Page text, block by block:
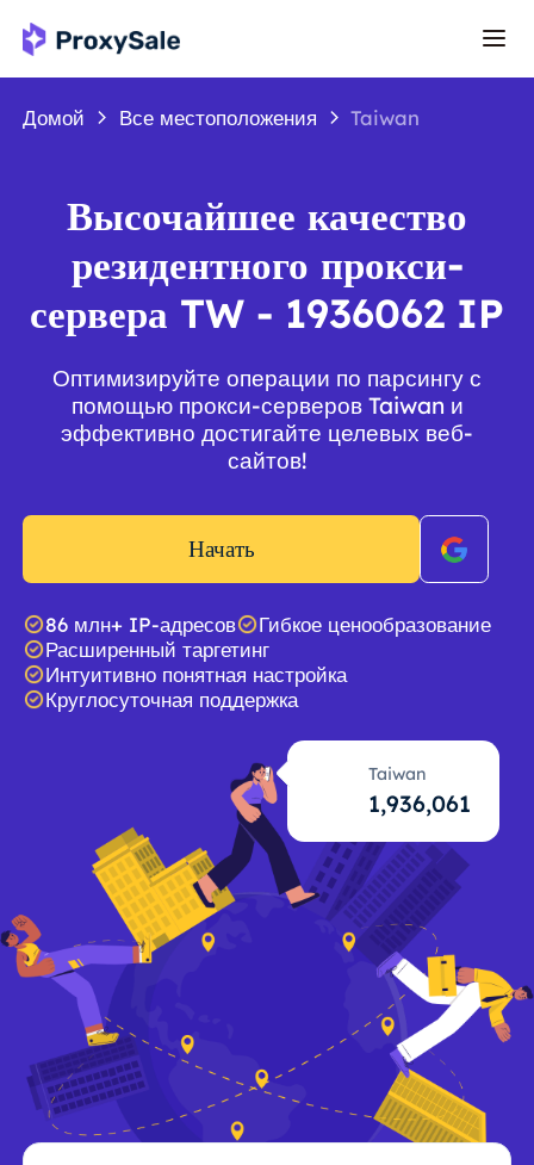
Домой Все местоположения Taiwan
Высочайшее качество
резидентного прокси-
сервера TW - 1936062 IP
Оптимизируйте операции по парсингу с
помощью прокси-серверов Taiwan и
эффективно достигайте целевых веб-
сайтов!
Начать
86 млн+ IP-адресов
Гибкое ценообразование
Расширенный таргетинг
Интуитивно понятная настройка
Круглосуточная поддержка
Taiwan
1,936,062